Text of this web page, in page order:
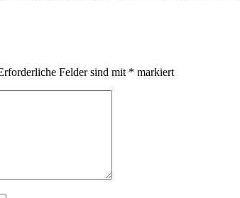
Felder sind mit * markiert